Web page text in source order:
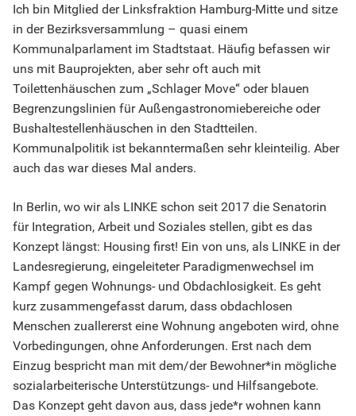
Ich bin Mitglied der Linksfraktion Hamburg-Mitte und sitze
in der Bezirksversammlung – quasi einem
Kommunalparlament im Stadtstaat. Häufig befassen wir
uns mit Bauprojekten, aber sehr oft auch mit
Toilettenhäuschen zum „Schlager Move“ oder blauen
Begrenzungslinien für Außengastronomiebereiche oder
Bushaltestellenhäuschen in den Stadtteilen.
Kommunalpolitik ist bekanntermaßen sehr kleinteilig. Aber
auch das war dieses Mal anders.
In Berlin, wo wir als LINKE schon seit 2017 die Senatorin
für Integration, Arbeit und Soziales stellen, gibt es das
Konzept längst: Housing first! Ein von uns, als LINKE in der
Landesregierung, eingeleiteter Paradigmenwechsel im
Kampf gegen Wohnungs- und Obdachlosigkeit. Es geht
kurz zusammengefasst darum, dass obdachlosen
Menschen zuallererst eine Wohnung angeboten wird, ohne
Vorbedingungen, ohne Anforderungen. Erst nach dem
Einzug bespricht man mit dem/der Bewohner*in mögliche
sozialarbeiterische Unterstützungs- und Hilfsangebote.
Das Konzept geht davon aus, dass jede*r wohnen kann